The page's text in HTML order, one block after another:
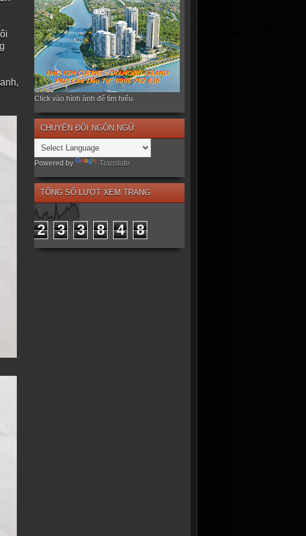
Click vào hình ảnh để tìm hiểu
CHUYỂN ĐỔI NGÔN NGỮ
Powered by Translate
TỔNG SỐ LƯỢT XEM TRANG
2 3 3 8 4 8